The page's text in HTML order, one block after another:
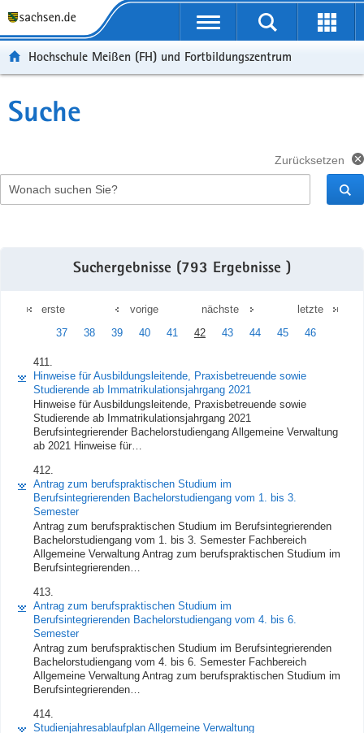
Portalübergreifende
Hochschule Meißen (FH) und Fortbildungszentrum
Suche
Zurücksetzen
Suchergebnisse (793 Ergebnisse )
erste
vorige
37
38 39 40 41 42 43 44 45 46
nächste letzte
411.
Hinweise für Ausbildungsleitende, Praxisbetreuende sowie
Studierende ab Immatrikulationsjahrgang 2021
Hinweise für Ausbildungsleitende, Praxisbetreuende sowie
Studierende ab Immatrikulationsjahrgang 2021
Berufsintegrierender Bachelorstudiengang Allgemeine Verwaltung
ab 2021 Hinweise für…
412.
Antrag zum berufspraktischen Studium im
Berufsintegrierenden Bachelorstudiengang vom 1. bis 3.
Semester
Antrag zum berufspraktischen Studium im Berufsintegrierenden
Bachelorstudiengang vom 1. bis 3. Semester Fachbereich
Allgemeine Verwaltung Antrag zum berufspraktischen Studium im
Berufsintegrierenden…
413.
Antrag zum berufspraktischen Studium im
Berufsintegrierenden Bachelorstudiengang vom 4. bis 6.
Semester
Antrag zum berufspraktischen Studium im Berufsintegrierenden
Bachelorstudiengang vom 4. bis 6. Semester Fachbereich
Allgemeine Verwaltung Antrag zum berufspraktischen Studium im
Berufsintegrierenden…
414.
Studienjahresablaufplan Allgemeine Verwaltung